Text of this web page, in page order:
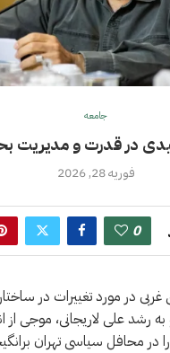
جامعه
در قدرت و مدیریت
فوریه 28, 2026
0
در مورد تغییرات در
رشد علی لاریجانی، موجی از
در محافل سیاسی تهران